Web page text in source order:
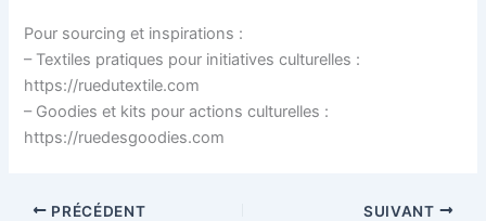
Pour sourcing et inspirations :
– Textiles pratiques pour initiatives culturelles :
https://ruedutextile.com
– Goodies et kits pour actions culturelles :
https://ruedesgoodies.com
PRÉCÉDENT SUIVANT